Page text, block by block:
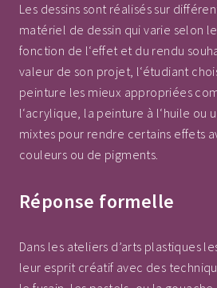
Les dessins sont réalisés sur
matériel de dessin qui varie selon
fonction de l‘effet et du rendu
valeur de son projet, l‘étudiant
peinture les mieux appropriées
l‘acrylique, la peinture à l‘huile ou
mixtes pour rendre certains effets
couleurs ou de pigments.
Réponse formelle
Dans les ateliers d’arts plastiques
leur esprit créatif avec des